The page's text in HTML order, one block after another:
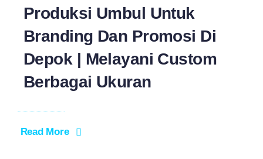
Produksi Umbul Untuk
Branding Dan Promosi Di
Depok | Melayani Custom
Berbagai Ukuran
Read More